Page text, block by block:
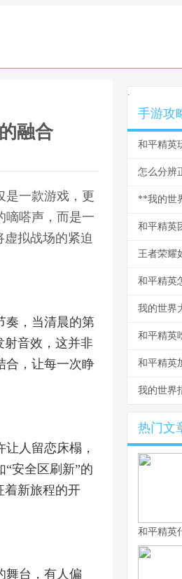
融合
是一款游戏，更
嘀嗒声，而是一
拟战场的紧迫
奏，当清晨的第
射音效，这并非
合，让每一次睁
人留恋床榻，
安全区刷新”的
着新旅程的开
舞台，有人偏
.
手游攻
**我的世
和平精英
王者荣耀
我的世界
和平精英
热门文
和平精英